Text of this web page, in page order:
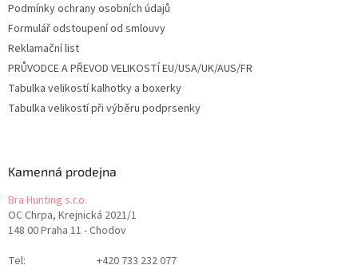
Podmínky ochrany osobních údajů
Formulář odstoupení od smlouvy
Reklamační list
PRŮVODCE A PŘEVOD VELIKOSTÍ EU/USA/UK/AUS/FR
Tabulka velikostí kalhotky a boxerky
Tabulka velikostí při výběru podprsenky
Kamenná prodejna
Bra Hunting s.r.o.
OC Chrpa, Krejnická 2021/1
148 00 Praha 11 - Chodov
Tel:
+420 733 232 077